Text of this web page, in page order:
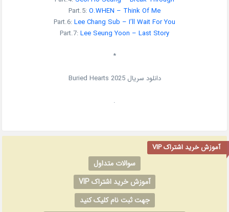
Part.5:O.WHEN – Think Of Me
Part.6:Lee Chang Sub – I’ll Wait For You
Part.7:Lee Seung Yoon – Last Story
*
دانلود سریالBuried Hearts 2025
.
آموزش خرید اشتراک VIP
سوالات متداول
آموزش خرید اشتراک VIP
جهت ثبت نام کلیک کنید